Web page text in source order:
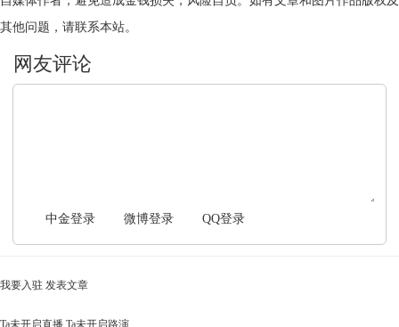
其他问题，请联系本站。
中金登录 微博登录 QQ登录
我要入驻 发表文章